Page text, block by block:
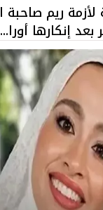
إنكارها أورا...